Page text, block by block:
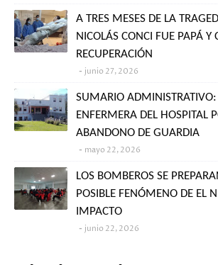
A TRES MESES DE LA
NICOLÁS CONCI FUE PAPÁ Y
RECUPERACIÓN
junio 27, 2026
SUMARIO
ENFERMERA DEL HOSPITAL
ABANDONO DE GUARDIA
mayo 22, 2026
LOS BOMBEROS SE
POSIBLE FENÓMENO DE EL
IMPACTO
junio 22, 2026